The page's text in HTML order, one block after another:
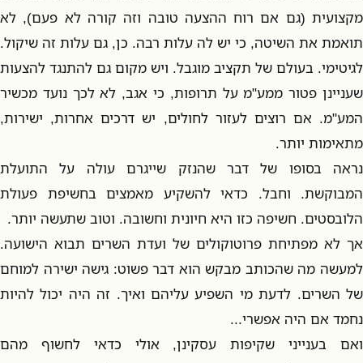
מקצועית (גם אם רוח ההצעה טובה וזה קורה לא פעם), לא
תואמת את השיטה, כי יש לה עלות רבה. כן, גם עלות זה שיקול.
לגיטימי. בעולם של תקציב מוגבל. ויש מקום גם להתנגד להצעות
שעניינן פטור ממע"מ על תרופות, כי אגב, לא לכך נועד מכשיר
המע"מ. אם רוצים לעזור לחולים, יש דרכים אחרות, ישירות,
מתאימות יותר.
נראה בסופו של דבר שהנזק שייגרם עולה על התועלת
המבוקשת. וחבל. כדאי להשקיע מאמצים בחשיפת פעולת
הלובסטים. חשיפה כזו היא חיונית וחשובה. וטוב שתעשה יותר.
אך לא מפתיחת פרוטוקולים של ועדת השרים תבוא הישועה.
למעשה מה שהכותב מבקש הוא דבר פשוט: גישה ישירה למוחם
של השרים. לדעת מי השפיע עליהם ואיך. זה היה יכול להיות
נחמד אם היה אפשרי...
ואם בענייני שקיפות עסקינן, אולי כדאי לחשוף מהם